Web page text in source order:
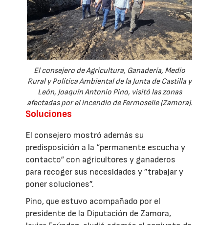
El consejero de Agricultura, Ganadería, Medio
Rural y Política Ambiental de la Junta de Castilla y
León, Joaquín Antonio Pino, visitó las zonas
afectadas por el incendio de Fermoselle (Zamora).
Soluciones
El consejero mostró además su
predisposición a la “permanente escucha y
contacto“ con agricultores y ganaderos
para recoger sus necesidades y ”trabajar y
poner soluciones”.
Pino, que estuvo acompañado por el
presidente de la Diputación de Zamora,